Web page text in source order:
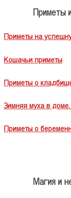
Приметы
Приметы на
Кошачьи приметы
Приметы о
Зимняя муха в
Приметы о
Магия и